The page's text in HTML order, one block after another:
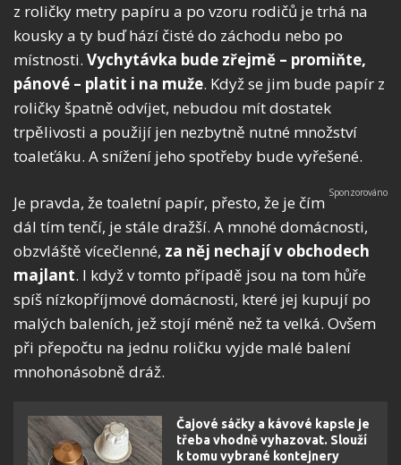
z roličky metry papíru a po vzoru rodičů je trhá na
kousky a ty buď hází čisté do záchodu nebo po
místnosti. Vychytávka bude zřejmě – promiňte,
pánové – platit i na muže. Když se jim bude papír z
roličky špatně odvíjet, nebudou mít dostatek
trpělivosti a použijí jen nezbytně nutné množství
toaleťáku. A snížení jeho spotřeby bude vyřešené.
Je pravda, že toaletní papír, přesto, že je čím
dál tím tenčí, je stále dražší. A mnohé domácnosti,
obzvláště vícečlenné, za něj nechají v obchodech
majlant. I když v tomto případě jsou na tom hůře
spíš nízkopříjmové domácnosti, které jej kupují po
malých baleních, jež stojí méně než ta velká. Ovšem
při přepočtu na jednu roličku vyjde malé balení
mnohonásobně dráž.
Čajové sáčky a kávové kapsle je
třeba vhodně vyhazovat. Slouží
k tomu vybrané kontejnery